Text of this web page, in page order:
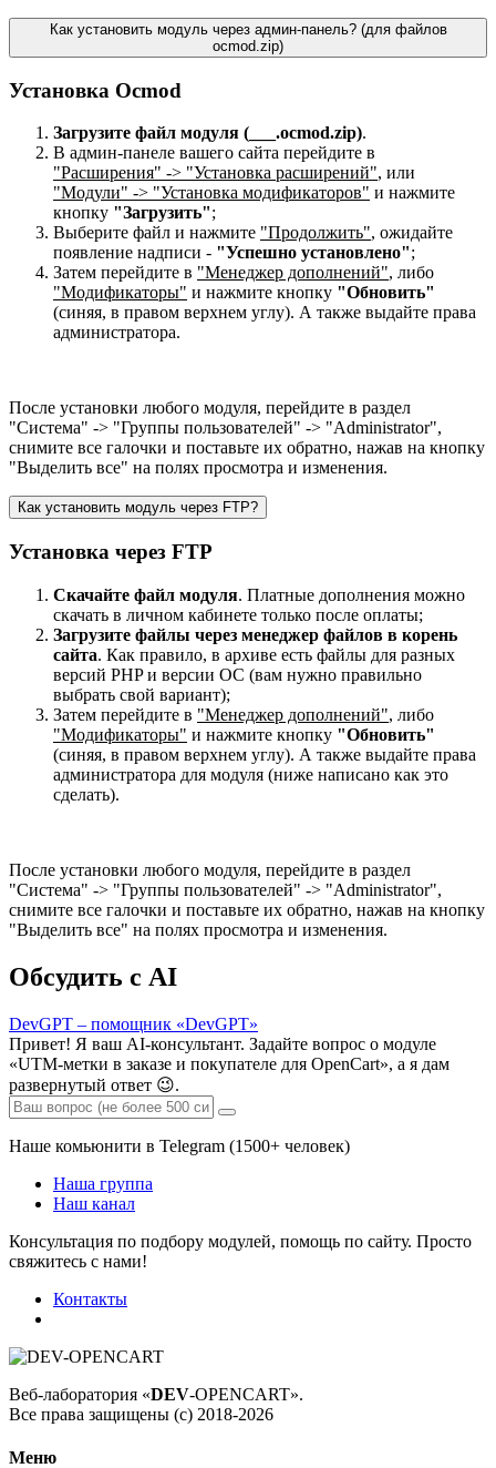
Как установить модуль через админ-панель? (для файлов
ocmod.zip)
Установка Ocmod
Загрузите файл модуля (___.ocmod.zip).
В админ-панеле вашего сайта перейдите в
"Расширения" -> "Установка расширений", или
"Модули" -> "Установка модификаторов" и нажмите
кнопку "Загрузить";
Выберите файл и нажмите "Продолжить", ожидайте
появление надписи - "Успешно установлено";
Затем перейдите в "Менеджер дополнений", либо
"Модификаторы" и нажмите кнопку "Обновить"
(синяя, в правом верхнем углу). А также выдайте права
администратора.
После установки любого модуля, перейдите в раздел
"Система" -> "Группы пользователей" -> "Administrator",
снимите все галочки и поставьте их обратно, нажав на кнопку
"Выделить все" на полях просмотра и изменения.
Как установить модуль через FTP?
Установка через FTP
Скачайте файл модуля. Платные дополнения можно
скачать в личном кабинете только после оплаты;
Загрузите файлы через менеджер файлов в корень
сайта. Как правило, в архиве есть файлы для разных
версий PHP и версии OC (вам нужно правильно
выбрать свой вариант);
Затем перейдите в "Менеджер дополнений", либо
"Модификаторы" и нажмите кнопку "Обновить"
(синяя, в правом верхнем углу). А также выдайте права
администратора для модуля (ниже написано как это
сделать).
После установки любого модуля, перейдите в раздел
"Система" -> "Группы пользователей" -> "Administrator",
снимите все галочки и поставьте их обратно, нажав на кнопку
"Выделить все" на полях просмотра и изменения.
Обсудить с AI
DevGPT – помощник «DevGPT»
Привет! Я ваш AI-консультант. Задайте вопрос о модуле
«UTM-метки в заказе и покупателе для OpenCart», а я дам
развернутый ответ 😉.
Наше комьюнити в Telegram (1500+ человек)
Наша группа
Наш канал
Консультация по подбору модулей, помощь по сайту. Просто
свяжитесь с нами!
Контакты
Веб-лаборатория «DEV-OPENCART».
Все права защищены (с) 2018-2026
Меню